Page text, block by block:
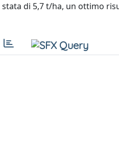
di 5,7 t/ha, un ottimo